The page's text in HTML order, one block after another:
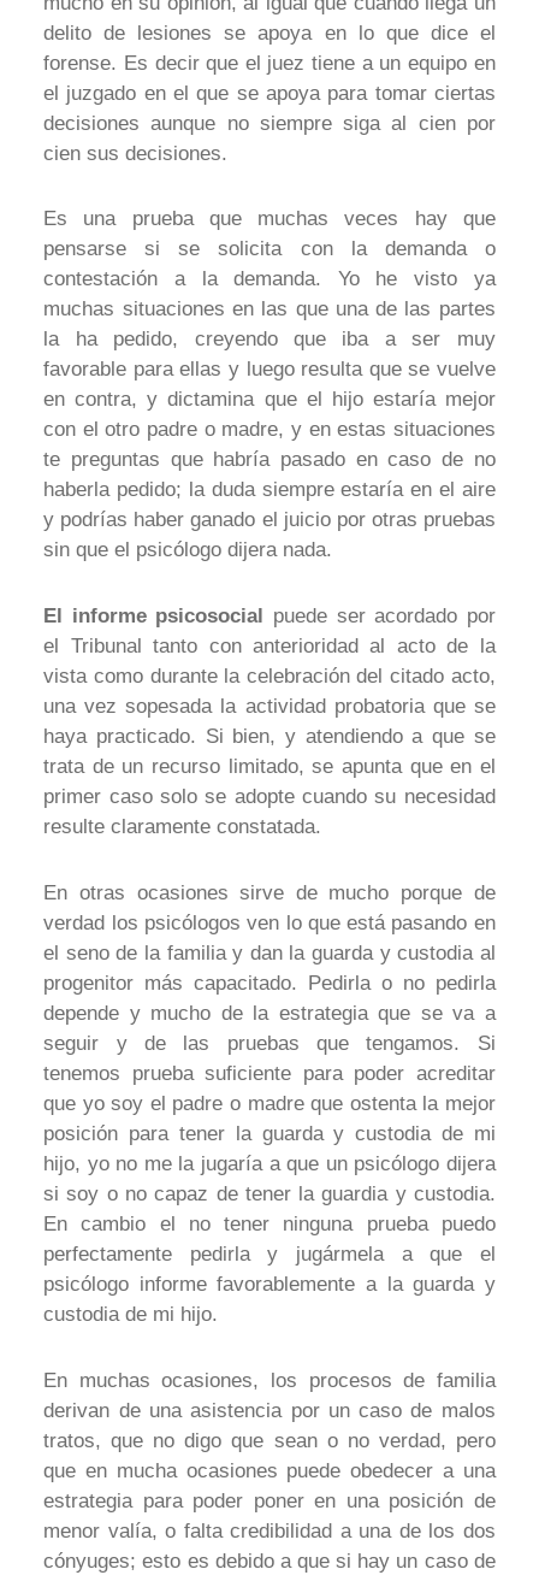
delito de lesiones se apoya en lo que dice el
forense. Es decir que el juez tiene a un equipo en
el juzgado en el que se apoya para tomar ciertas
decisiones aunque no siempre siga al cien por
cien sus decisiones.
Es una prueba que muchas veces hay que
pensarse si se solicita con la demanda o
contestación a la demanda. Yo he visto ya
muchas situaciones en las que una de las partes
la ha pedido, creyendo que iba a ser muy
favorable para ellas y luego resulta que se vuelve
en contra, y dictamina que el hijo estaría mejor
con el otro padre o madre, y en estas situaciones
te preguntas que habría pasado en caso de no
haberla pedido; la duda siempre estaría en el aire
y podrías haber ganado el juicio por otras pruebas
sin que el psicólogo dijera nada.
El informe psicosocial puede ser acordado por
el Tribunal tanto con anterioridad al acto de la
vista como durante la celebración del citado acto,
una vez sopesada la actividad probatoria que se
haya practicado. Si bien, y atendiendo a que se
trata de un recurso limitado, se apunta que en el
primer caso solo se adopte cuando su necesidad
resulte claramente constatada.
En otras ocasiones sirve de mucho porque de
verdad los psicólogos ven lo que está pasando en
el seno de la familia y dan la guarda y custodia al
progenitor más capacitado. Pedirla o no pedirla
depende y mucho de la estrategia que se va a
seguir y de las pruebas que tengamos. Si
tenemos prueba suficiente para poder acreditar
que yo soy el padre o madre que ostenta la mejor
posición para tener la guarda y custodia de mi
hijo, yo no me la jugaría a que un psicólogo dijera
si soy o no capaz de tener la guardia y custodia.
En cambio el no tener ninguna prueba puedo
perfectamente pedirla y jugármela a que el
psicólogo informe favorablemente a la guarda y
custodia de mi hijo.
En muchas ocasiones, los procesos de familia
derivan de una asistencia por un caso de malos
tratos, que no digo que sean o no verdad, pero
que en mucha ocasiones puede obedecer a una
estrategia para poder poner en una posición de
menor valía, o falta credibilidad a una de los dos
cónyuges; esto es debido a que si hay un caso de